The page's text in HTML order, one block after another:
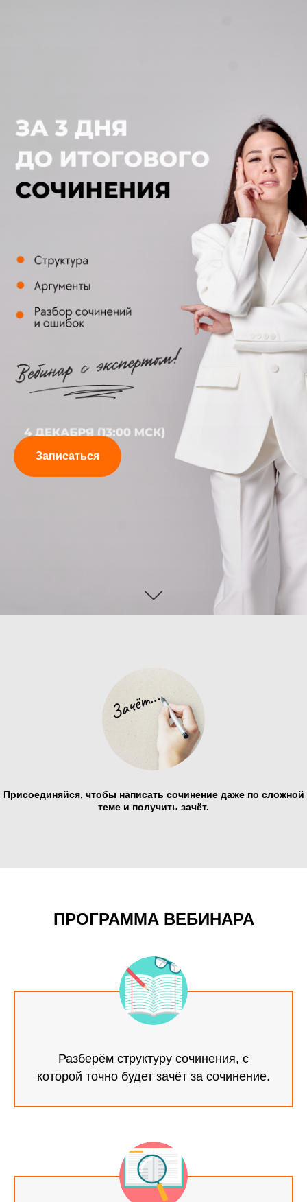
Записаться
Присоединяйся, чтобы написать сочинение даже по сложной
теме и получить зачёт.
ПРОГРАММА ВЕБИНАРА
Разберём структуру сочинения, с
которой точно будет зачёт за сочинение.